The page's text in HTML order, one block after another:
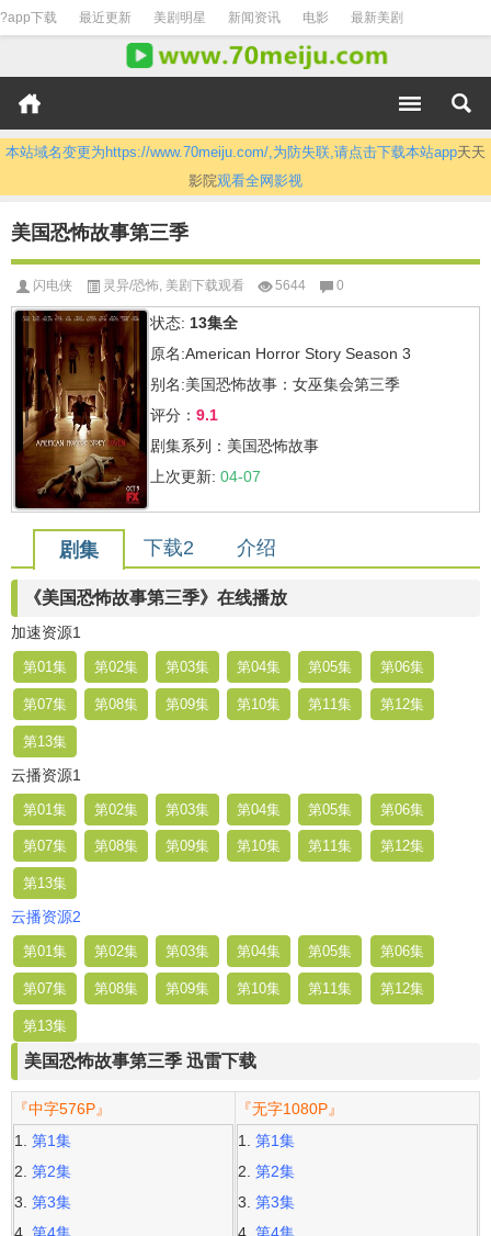
?app下载 最近更新 美剧明星 新闻资讯 电影 最新美剧
本站域名变更为https://www.70meiju.com/,为防失联,请点击下载本站app天天
影院观看全网影视
美国恐怖故事第三季
闪电侠 灵异/恐怖, 美剧下载观看 5644 0
状态: 13集全
原名:American Horror Story Season 3
别名:美国恐怖故事：女巫集会第三季
评分： 9.1
剧集系列：美国恐怖故事
上次更新: 04-07
剧集 下载2 介绍
《美国恐怖故事第三季》在线播放
加速资源1
第01集 第02集 第03集 第04集 第05集 第06集
第07集 第08集 第09集 第10集 第11集 第12集
第13集
云播资源1
第01集 第02集 第03集 第04集 第05集 第06集
第07集 第08集 第09集 第10集 第11集 第12集
第13集
云播资源2
第01集 第02集 第03集 第04集 第05集 第06集
第07集 第08集 第09集 第10集 第11集 第12集
第13集
美国恐怖故事第三季 迅雷下载
『中字576P』
第1集
第2集
第3集
『无字1080P』
第1集
第2集
第3集